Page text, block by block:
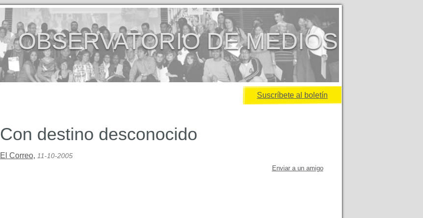
OBSERVATORIO DE MEDIOS
Suscríbete al boletín
Con destino desconocido
El Correo, 11-10-2005
Enviar a un amigo